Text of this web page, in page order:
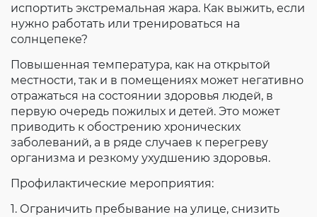
испортить экстремальная жара. Как выжить, если
нужно работать или тренироваться на
солнцепеке?
Повышенная температура, как на открытой
местности, так и в помещениях может негативно
отражаться на состоянии здоровья людей, в
первую очередь пожилых и детей. Это может
приводить к обострению хронических
заболеваний, а в ряде случаев к перегреву
организма и резкому ухудшению здоровья.
Профилактические мероприятия:
1. Ограничить пребывание на улице, снизить